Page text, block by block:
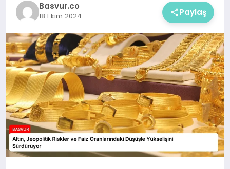
Basvur.co
18 Ekim 2024 Paylaş